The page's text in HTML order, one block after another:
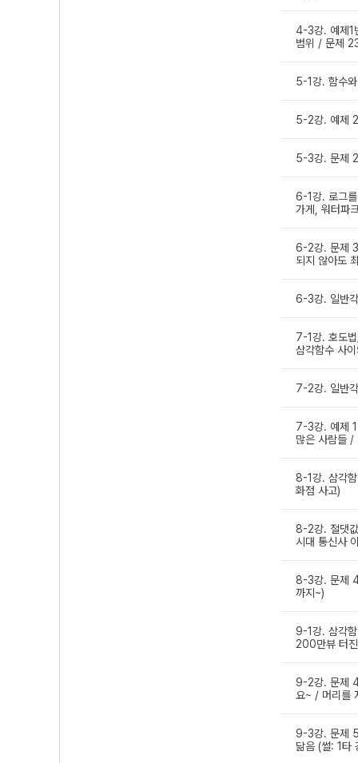
4-3강. 예제1
범위 / 문제
5-1강. 함수
5-2강. 예제
5-3강. 문제
6-1강. 로그
가게, 워터파
6-2강. 문제
되지 않아도
6-3강. 일반
7-1강. 호도
삼각함수 사
7-2강. 일반
7-3강. 예제
많은 사람들 /
8-1강. 삼각
화점 사고)
8-2강. 절댓
시대 통신사
8-3강. 문제
까지~)
9-1강. 삼각
200만뷰 터
9-2강. 문제
요~ / 머리를
9-3강. 문제
닮음 (썰: 1타